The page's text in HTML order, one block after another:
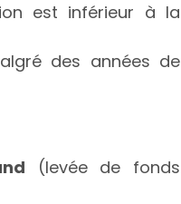
est inférieur à la
des années de
(levée de fonds